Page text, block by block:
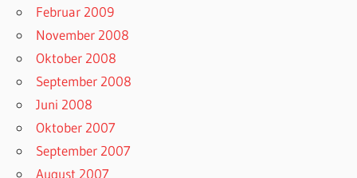
Februar 2009
November 2008
Oktober 2008
September 2008
Juni 2008
Oktober 2007
September 2007
August 2007